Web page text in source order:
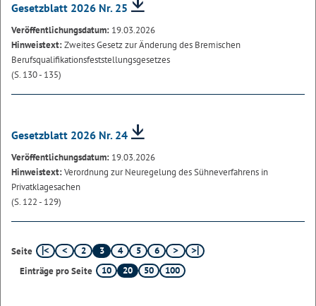
Gesetzblatt 2026 Nr. 25
Veröffentlichungsdatum: 19.03.2026
Hinweistext:Zweites Gesetz zur Änderung des Bremischen
Berufsqualifikationsfeststellungsgesetzes
(S. 130 - 135)
Gesetzblatt 2026 Nr. 24
Veröffentlichungsdatum: 19.03.2026
Hinweistext:Verordnung zur Neuregelung des Sühneverfahrens in
Privatklagesachen
(S. 122 - 129)
Seite 2 3 4 5
6
Einträge pro Seite
10 20 50 100